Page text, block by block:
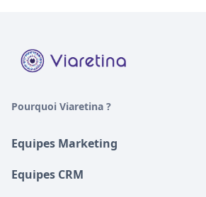
Pourquoi Viaretina ?
Equipes Marketing
Equipes CRM